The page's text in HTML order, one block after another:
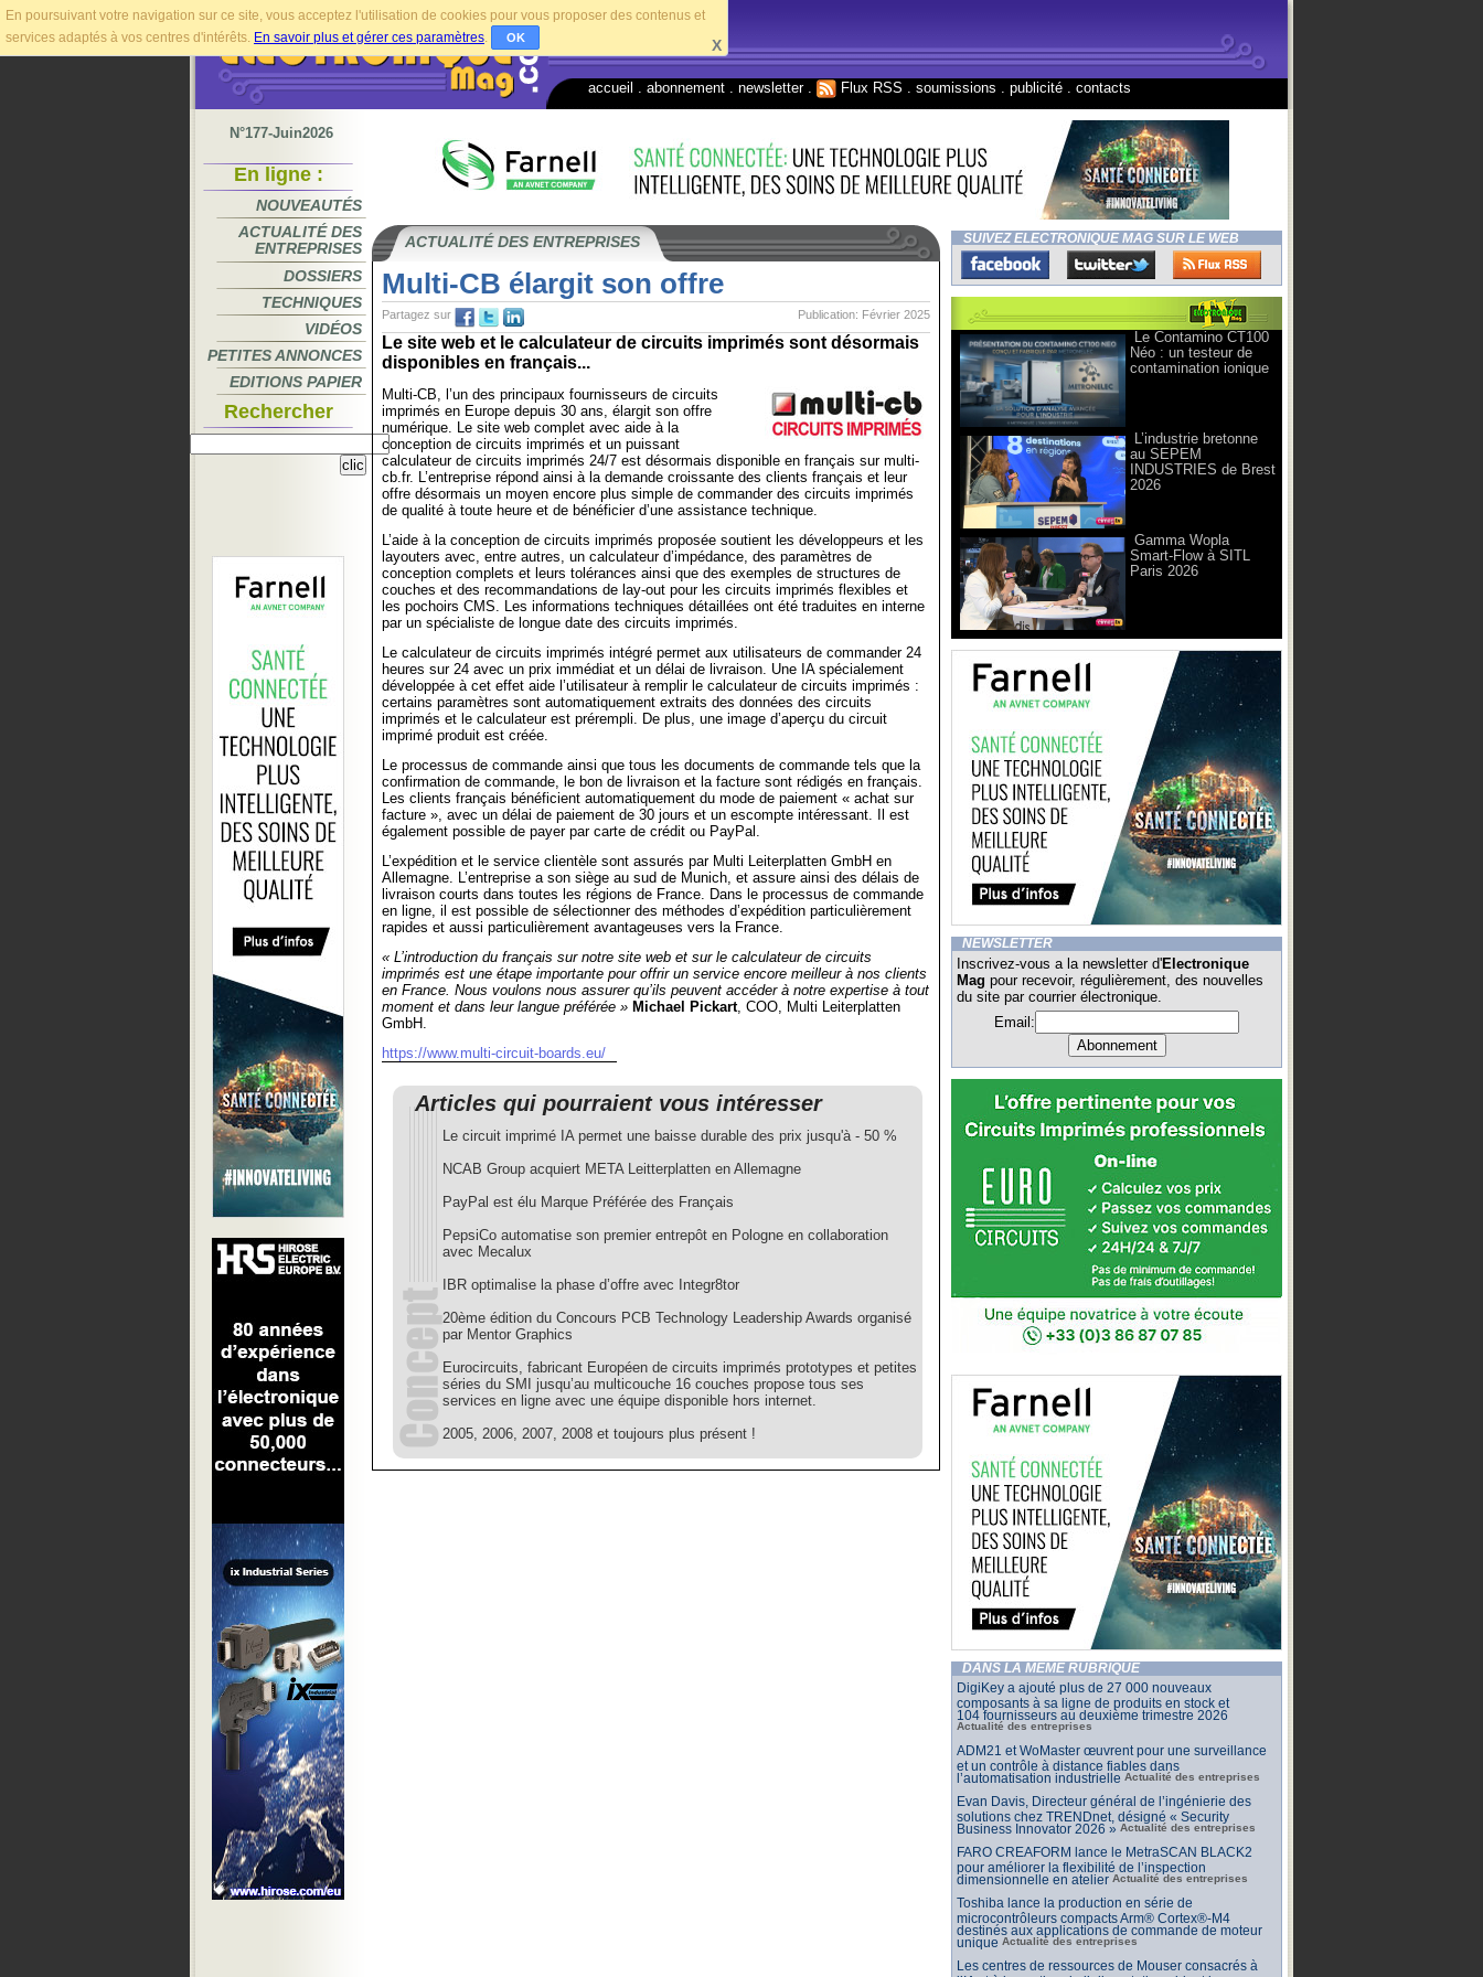
En poursuivant votre navigation sur ce site, vous acceptez l'utilisation de cookies pour vous proposer des contenus et
services adaptés à vos centres d'intérêts. En savoir plus et gérer ces paramètres. OK X
accueil abonnement newsletter. Flux RSS soumissions publicité contacts
N°177-Juin2026
En ligne :
NOUVEAUTÉS
ACTUALITÉ DES
ENTREPRISES
DOSSIERS
TECHNIQUES
VIDÉOS
PETITES ANNONCES
EDITIONS PAPIER
Rechercher
ACTUALITÉ DES ENTREPRISES
Multi-CB élargit son offre
Publication: Février 2025
Partagez sur
Le site web et le calculateur de circuits imprimés sont désormais
disponibles en français...
Multi-CB, l’un des principaux fournisseurs de circuits
imprimés en Europe depuis 30 ans, élargit son offre
numérique. Le site web complet avec aide à la
conception de circuits imprimés et un puissant
calculateur de circuits imprimés 24/7 est désormais disponible en français sur multi-
cb.fr. L’entreprise répond ainsi à la demande croissante des clients français et leur
offre désormais un moyen encore plus simple de commander des circuits imprimés
de qualité à toute heure et de bénéficier d’une assistance technique.
L’aide à la conception de circuits imprimés proposée soutient les développeurs et les
layouters avec, entre autres, un calculateur d’impédance, des paramètres de
conception complets et leurs tolérances ainsi que des exemples de structures de
couches et des recommandations de lay-out pour les circuits imprimés flexibles et
les pochoirs CMS. Les informations techniques détaillées ont été traduites en interne
par un spécialiste de longue date des circuits imprimés.
Le calculateur de circuits imprimés intégré permet aux utilisateurs de commander 24
heures sur 24 avec un prix immédiat et un délai de livraison. Une IA spécialement
développée à cet effet aide l’utilisateur à remplir le calculateur de circuits imprimés :
certains paramètres sont automatiquement extraits des données des circuits
imprimés et le calculateur est prérempli. De plus, une image d’aperçu du circuit
imprimé produit est créée.
Le processus de commande ainsi que tous les documents de commande tels que la
confirmation de commande, le bon de livraison et la facture sont rédigés en français.
Les clients français bénéficient automatiquement du mode de paiement « achat sur
facture », avec un délai de paiement de 30 jours et un escompte intéressant. Il est
également possible de payer par carte de crédit ou PayPal.
L’expédition et le service clientèle sont assurés par Multi Leiterplatten GmbH en
Allemagne. L’entreprise a son siège au sud de Munich, et assure ainsi des délais de
livraison courts dans toutes les régions de France. Dans le processus de commande
en ligne, il est possible de sélectionner des méthodes d’expédition particulièrement
rapides et aussi particulièrement avantageuses vers la France.
« L’introduction du français sur notre site web et sur le calculateur de circuits
imprimés est une étape importante pour offrir un service encore meilleur à nos clients
en France. Nous voulons nous assurer qu’ils peuvent accéder à notre expertise à tout
moment et dans leur langue préférée » Michael Pickart, COO, Multi Leiterplatten
GmbH.
https://www.multi-circuit-boards.eu/
Articles qui pourraient vous intéresser
Le circuit imprimé IA permet une baisse durable des prix jusqu'à - 50 %
NCAB Group acquiert META Leitterplatten en Allemagne
PayPal est élu Marque Préférée des Français
PepsiCo automatise son premier entrepôt en Pologne en collaboration
avec Mecalux
IBR optimalise la phase d’offre avec Integr8tor
20ème édition du Concours PCB Technology Leadership Awards organisé
par Mentor Graphics
Eurocircuits, fabricant Européen de circuits imprimés prototypes et petites
séries du SMI jusqu’au multicouche 16 couches propose tous ses
services en ligne avec une équipe disponible hors internet.
2005, 2006, 2007, 2008 et toujours plus présent !
SUIVEZ ELECTRONIQUE MAG SUR LE WEB
Le Contamino CT100
Néo : un testeur de
contamination ionique
L’industrie bretonne
au SEPEM
INDUSTRIES de Brest
2026
Gamma Wopla
Smart-Flow à SITL
Paris 2026
NEWSLETTER
Inscrivez-vous a la newsletter d'Electronique
Mag pour recevoir, régulièrement, des nouvelles
du site par courrier électronique.
Email:
DANS LA MÊME RUBRIQUE
DigiKey a ajouté plus de 27 000 nouveaux
composants à sa ligne de produits en stock et
104 fournisseurs au deuxième trimestre 2026
Actualité des entreprises
ADM21 et WoMaster œuvrent pour une surveillance
et un contrôle à distance fiables dans
l’automatisation industrielle Actualité des entreprises
Evan Davis, Directeur général de l’ingénierie des
solutions chez TRENDnet, désigné « Security
Business Innovator 2026 » Actualité des entreprises
FARO CREAFORM lance le MetraSCAN BLACK2
pour améliorer la flexibilité de l’inspection
dimensionnelle en atelier Actualité des entreprises
Toshiba lance la production en série de
microcontrôleurs compacts Arm® Cortex®-M4
destinés aux applications de commande de moteur
unique Actualité des entreprises
Les centres de ressources de Mouser consacrés à